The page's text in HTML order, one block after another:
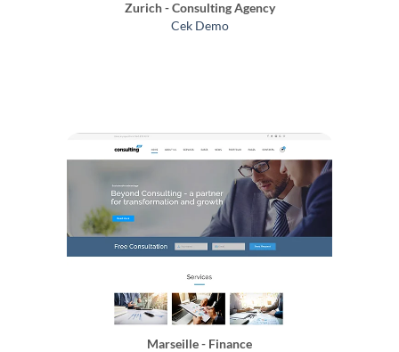
Zurich - Consulting Agency
Cek Demo
Marseille - Finance